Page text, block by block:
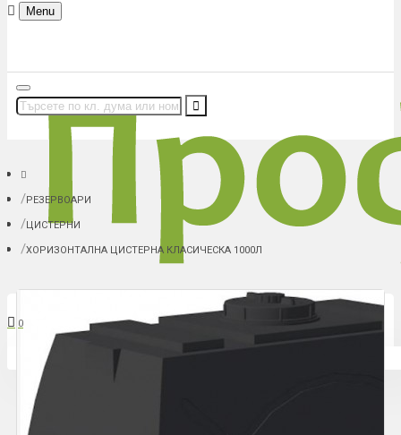
Menu
0
Количката ви е празна
РЕЗЕРВОАРИ
ЦИСТЕРНИ
ХОРИЗОНТАЛНА ЦИСТЕРНА КЛАСИЧЕСКА 1000Л